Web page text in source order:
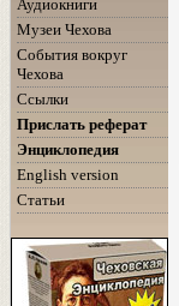
Аудиокниги
Музеи Чехова
События вокруг
Чехова
Ссылки
Прислать реферат
Энциклопедия
English version
Статьи